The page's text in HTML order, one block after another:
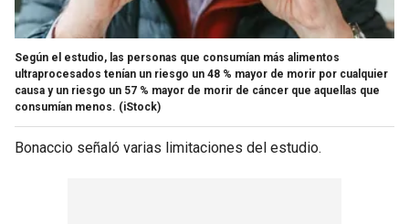
Según el estudio, las personas que consumían más alimentos
ultraprocesados tenían un riesgo un 48 % mayor de morir por cualquier
causa y un riesgo un 57 % mayor de morir de cáncer que aquellas que
consumían menos. (iStock)
Bonaccio señaló varias limitaciones del estudio.